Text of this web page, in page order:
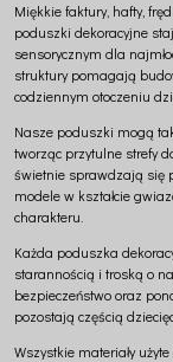
Miękkie faktury, hafty,
poduszki dekoracyjne
sensorycznym dla
struktury pomagają
codziennym otoczeniu
Nasze poduszki mogą
tworząc przytulne strefy
świetnie sprawdzają się
modele w kształcie
charakteru.
Każda poduszka
starannością i troską o
bezpieczeństwo oraz
pozostają częścią
Wszystkie materiały